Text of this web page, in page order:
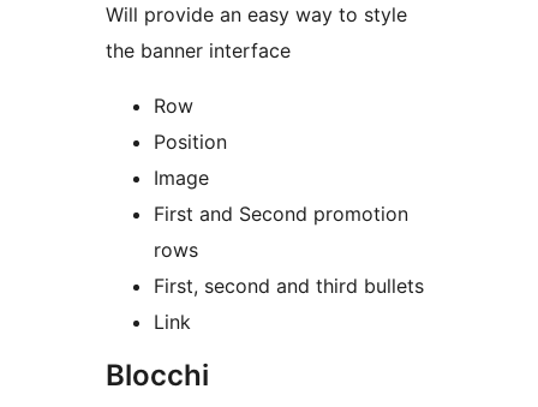
Will provide an easy way to style
the banner interface
Row
Position
Image
First and Second promotion
rows
First, second and third bullets
Link
Blocchi